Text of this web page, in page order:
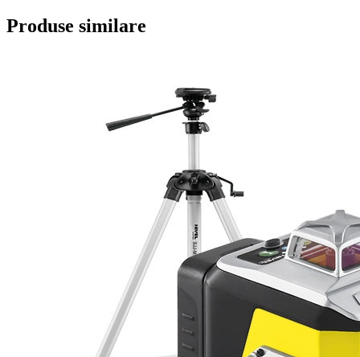
Produse similare